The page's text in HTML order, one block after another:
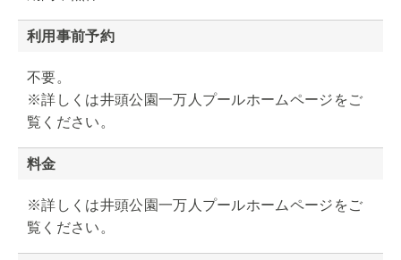
利用事前予約
不要。
※詳しくは井頭公園一万人プールホームページをご
覧ください。
料金
※詳しくは井頭公園一万人プールホームページをご
覧ください。